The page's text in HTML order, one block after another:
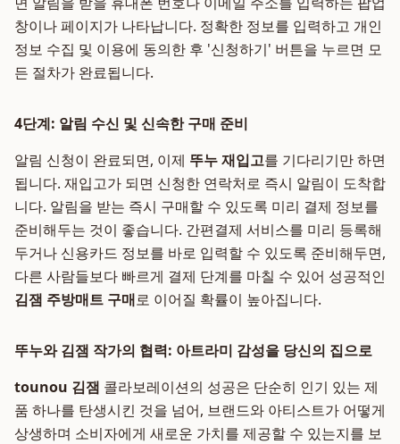
창이나 페이지가 나타납니다. 정확한 정보를 입력하고 개인
정보 수집 및 이용에 동의한 후 '신청하기' 버튼을 누르면 모
든 절차가 완료됩니다.
4단계: 알림 수신 및 신속한 구매 준비
알림 신청이 완료되면, 이제 뚜누 재입고를 기다리기만 하면
됩니다. 재입고가 되면 신청한 연락처로 즉시 알림이 도착합
니다. 알림을 받는 즉시 구매할 수 있도록 미리 결제 정보를
준비해두는 것이 좋습니다. 간편결제 서비스를 미리 등록해
두거나 신용카드 정보를 바로 입력할 수 있도록 준비해두면,
다른 사람들보다 빠르게 결제 단계를 마칠 수 있어 성공적인
김잼 주방매트 구매로 이어질 확률이 높아집니다.
뚜누와 김잼 작가의 협력: 아트라미 감성을 당신의 집으로
tounou 김잼 콜라보레이션의 성공은 단순히 인기 있는 제
품 하나를 탄생시킨 것을 넘어, 브랜드와 아티스트가 어떻게
상생하며 소비자에게 새로운 가치를 제공할 수 있는지를 보